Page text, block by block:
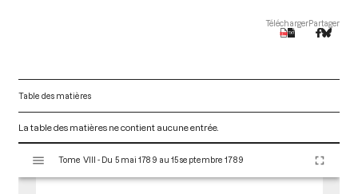
TéléchargerPartager
Table des matières
La table des matières ne contient aucune entrée.
s
Tome VIII - Du 5 mai 1789 au 15 septembre 1789